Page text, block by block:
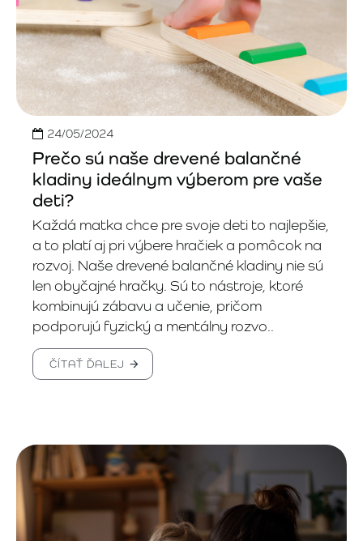
24/05/2024
Prečo sú naše drevené balančné
kladiny ideálnym výberom pre vaše
deti?
Každá matka chce pre svoje deti to najlepšie,
a to platí aj pri výbere hračiek a pomôcok na
rozvoj. Naše drevené balančné kladiny nie sú
len obyčajné hračky. Sú to nástroje, ktoré
kombinujú zábavu a učenie, pričom
podporujú fyzický a mentálny rozvo..
ČÍTAŤ ĎALEJ